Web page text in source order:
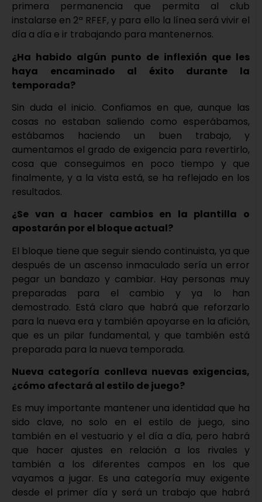
primera permanencia que permita al club
instalarse en 2ª RFEF, y para ello la línea será vivir el
día a día e ir trabajando para mantenernos.
¿Ha habido algún punto de inflexión que les
haya encaminado al éxito durante la
temporada?
Sin duda el inicio. Confiamos en que, aunque las
cosas no estaban saliendo como esperábamos,
estábamos haciendo un buen trabajo, y
aumentamos el grado de exigencia para revertirlo,
cosa que conseguimos en poco tiempo y que
finalmente, y a la vista está, se ha reflejado en los
resultados.
¿Se van a hacer cambios en la plantilla o
apostarán por el bloque actual?
El bloque tiene que seguir siendo continuista, ya que
después de un ascenso inmaculado sería un error
pegar un bandazo y cambiar. Hay personas muy
preparadas para el cambio y ya lo han
demostrado. Está claro que habrá que reforzarlo
para la nueva era y también apoyarse en la afición,
que es un pilar fundamental, y que también está
preparada para la nueva temporada.
Nueva categoría conlleva nuevas exigencias,
¿cómo afectará al estilo de juego?
Es muy importante mantener una identidad que ha
sido clave, no solo en el estilo de juego, sino
también en el vestuario y el día a día, pero habrá
que hacer ajustes en relación a los rivales y
también a los diferentes campos en los que
vayamos a jugar. Es una categoría muy exigente
desde el primer día y será un trabajo que habrá